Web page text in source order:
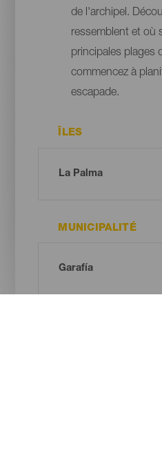
de l'archipel.
ressemblent et où
principales plages
commencez à
escapade.
ÎLES
MUNICIPALITÉ